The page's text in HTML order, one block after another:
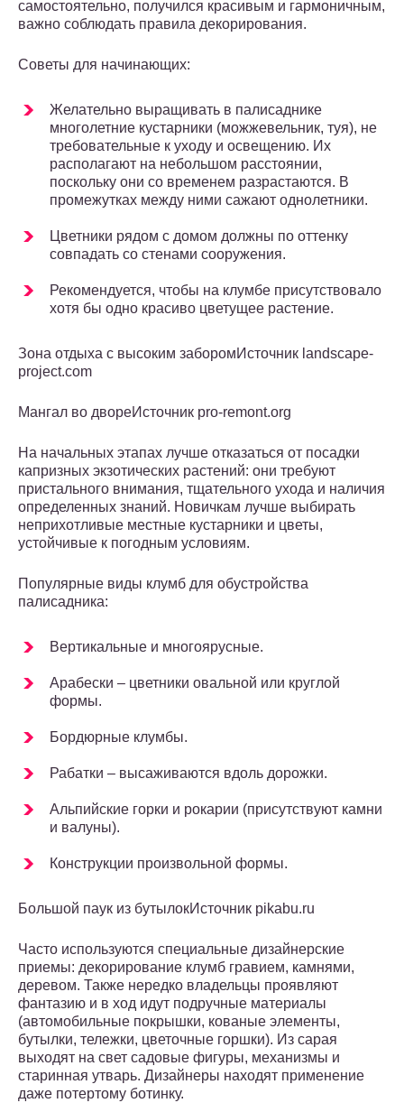
самостоятельно, получился красивым и гармоничным,
важно соблюдать правила декорирования.
Советы для начинающих:
Желательно выращивать в палисаднике
многолетние кустарники (можжевельник, туя), не
требовательные к уходу и освещению. Их
располагают на небольшом расстоянии,
поскольку они со временем разрастаются. В
промежутках между ними сажают однолетники.
Цветники рядом с домом должны по оттенку
совпадать со стенами сооружения.
Рекомендуется, чтобы на клумбе присутствовало
хотя бы одно красиво цветущее растение.
Зона отдыха с высоким заборомИсточник landscape-
project.com
Мангал во двореИсточник pro-remont.org
На начальных этапах лучше отказаться от посадки
капризных экзотических растений: они требуют
пристального внимания, тщательного ухода и наличия
определенных знаний. Новичкам лучше выбирать
неприхотливые местные кустарники и цветы,
устойчивые к погодным условиям.
Популярные виды клумб для обустройства
палисадника:
Вертикальные и многоярусные.
Арабески – цветники овальной или круглой
формы.
Бордюрные клумбы.
Рабатки – высаживаются вдоль дорожки.
Альпийские горки и рокарии (присутствуют камни
и валуны).
Конструкции произвольной формы.
Большой паук из бутылокИсточник pikabu.ru
Часто используются специальные дизайнерские
приемы: декорирование клумб гравием, камнями,
деревом. Также нередко владельцы проявляют
фантазию и в ход идут подручные материалы
(автомобильные покрышки, кованые элементы,
бутылки, тележки, цветочные горшки). Из сарая
выходят на свет садовые фигуры, механизмы и
старинная утварь. Дизайнеры находят применение
даже потертому ботинку.